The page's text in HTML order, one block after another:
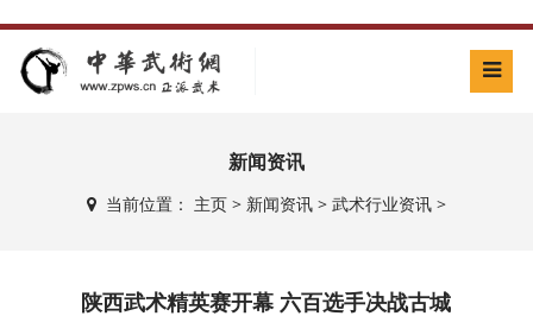
新闻资讯
当前位置： 主页> 新闻资讯> 武术行业资讯>
陕西武术精英赛开幕 六百选手决战古城